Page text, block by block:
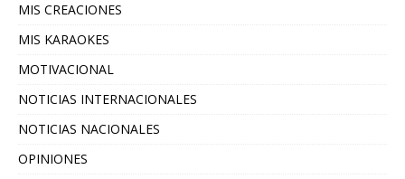
MIS CREACIONES
MIS KARAOKES
MOTIVACIONAL
NOTICIAS INTERNACIONALES
NOTICIAS NACIONALES
OPINIONES